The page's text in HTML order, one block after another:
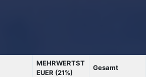
MEHRWERTST
EUER (21%)
Gesamt